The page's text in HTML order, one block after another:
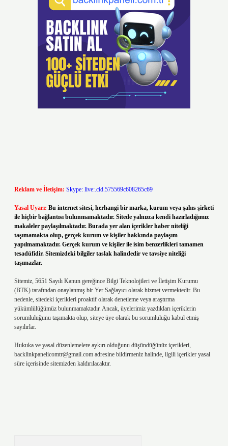
Reklam ve İletişim: Skype: live:.cid.575569c608265c69
Yasal Uyarı: Bu internet sitesi, herhangi bir marka, kurum veya şahıs şirketi
ile hiçbir bağlantısı bulunmamaktadır. Sitede yalnızca kendi hazırladığımız
makaleler paylaşılmaktadır. Burada yer alan içerikler haber niteliği
taşımamakta olup, gerçek kurum ve kişiler hakkında paylaşım
yapılmamaktadır. Gerçek kurum ve kişiler ile isim benzerlikleri tamamen
tesadüfidir. Sitemizdeki bilgiler taslak halindedir ve tavsiye niteliği
taşımazlar.
Sitemiz, 5651 Sayılı Kanun gereğince Bilgi Teknolojileri ve İletişim Kurumu
(BTK) tarafından onaylanmış bir Yer Sağlayıcı olarak hizmet vermektedir. Bu
nedenle, sitedeki içerikleri proaktif olarak denetleme veya araştırma
yükümlülüğümüz bulunmamaktadır. Ancak, üyelerimiz yazdıkları içeriklerin
sorumluluğunu taşımakta olup, siteye üye olarak bu sorumluluğu kabul etmiş
sayılırlar.
Hukuka ve yasal düzenlemelere aykırı olduğunu düşündüğünüz içerikleri,
backlinkpanelicomtr@gmail.com adresine bildirmeniz halinde, ilgili içerikler yasal
süre içerisinde sitemizden kaldırılacaktır.